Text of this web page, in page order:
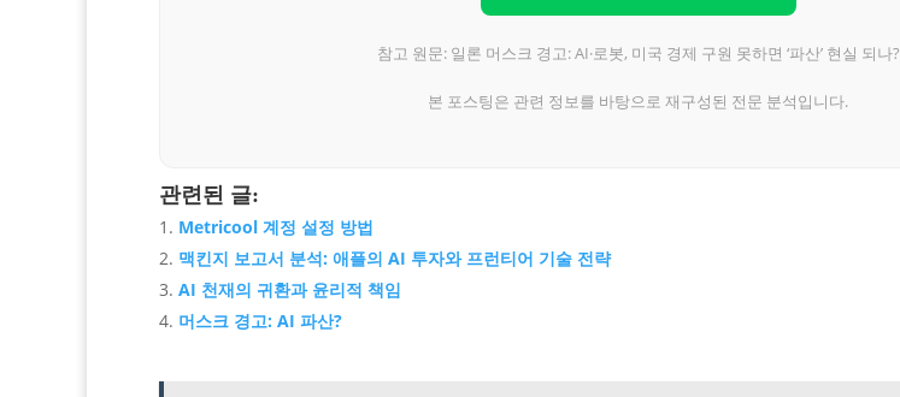
참고 원문: 일론 머스크 경고: AI·로봇, 미국 경제 구원 못하면 ‘파산’ 현실 되나?
본 포스팅은 관련 정보를 바탕으로 재구성된 전문 분석입니다.
관련된 글:
Metricool 계정 설정 방법
맥킨지 보고서 분석: 애플의 AI 투자와 프런티어 기술 전략
AI 천재의 귀환과 윤리적 책임
머스크 경고: AI 파산?